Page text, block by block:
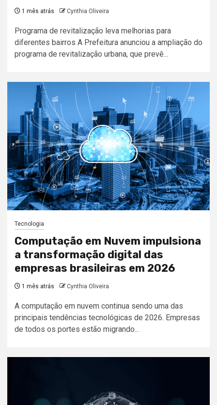
1 mês atrás Cynthia Oliveira
Programa de revitalização leva melhorias para
diferentes bairros A Prefeitura anunciou a ampliação do
programa de revitalização urbana, que prevê...
Tecnologia
Computação em Nuvem impulsiona
a transformação digital das
empresas brasileiras em 2026
1 mês atrás Cynthia Oliveira
A computação em nuvem continua sendo uma das
principais tendências tecnológicas de 2026. Empresas
de todos os portes estão migrando...